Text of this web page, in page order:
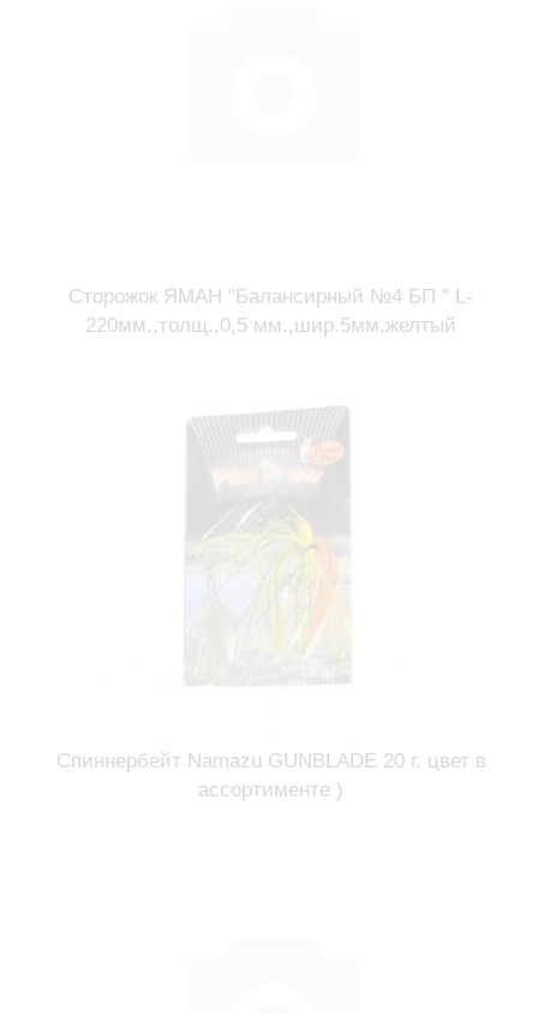
Сторожок ЯМАН "Балансирный №4 БП " L-
220мм.,толщ.,0,5 мм.,шир.5мм,желтый
Спиннербейт Namazu GUNBLADE 20 г. цвет в
ассортименте )